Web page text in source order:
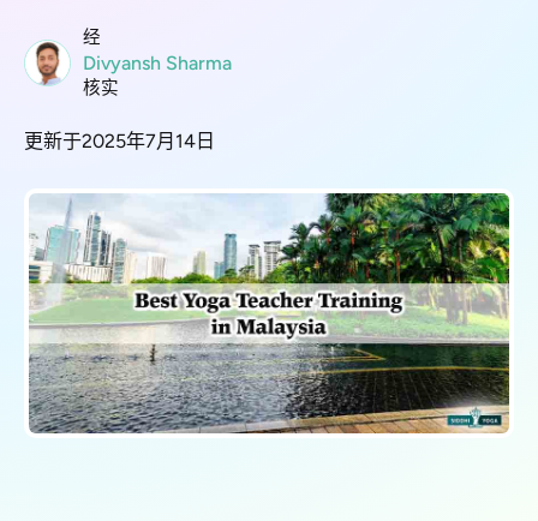
经
Divyansh Sharma
核实
更新于2025年7月14日